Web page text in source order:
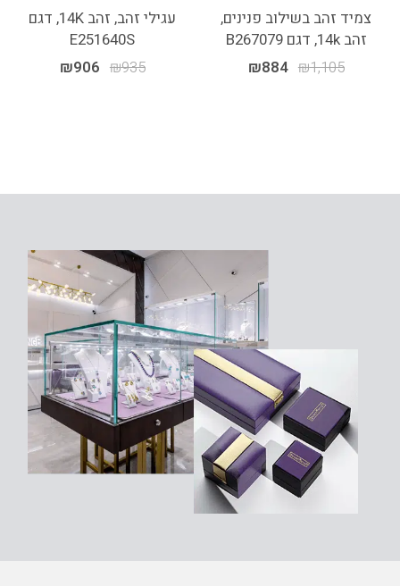
צמיד זהב בשילוב פנינים,
זהב 14k, דגם B267079
₪1,105
₪884
עגילי זהב, זהב 14K, דגם
E251640S
₪935
₪906